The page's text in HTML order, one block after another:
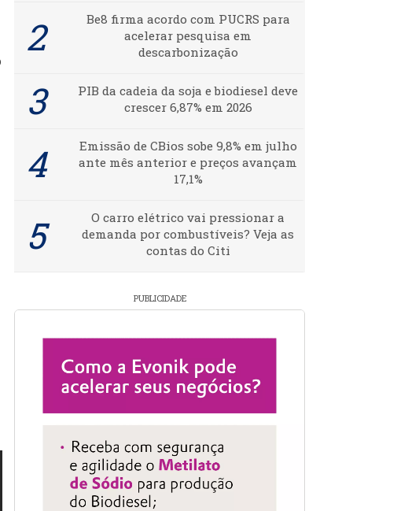
Be8 firma acordo com PUCRS para
acelerar pesquisa em
descarbonização
PIB da cadeia da soja e biodiesel deve
crescer 6,87% em 2026
Emissão de CBios sobe 9,8% em julho
ante mês anterior e preços avançam
17,1%
O carro elétrico vai pressionar a
demanda por combustíveis? Veja as
contas do Citi
PUBLICIDADE